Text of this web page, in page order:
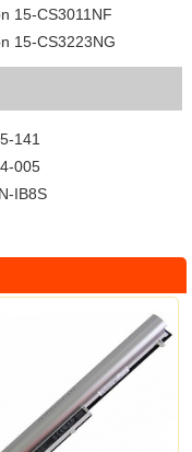
15-CS3011NF
15-CS3223NG
141
005
IB8S